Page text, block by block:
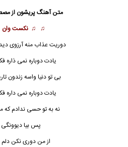
متن آهنگ پریشون از
♫ ♫ نکست وان
دوریت عذاب منه آرزوی
یادت دوباره نمی ذاره
بی تو دنیا واسه زندون
یادت دوباره نمی داره
نه به تو حسی ندادم که
پس بیا
از من دوری نکن دلم